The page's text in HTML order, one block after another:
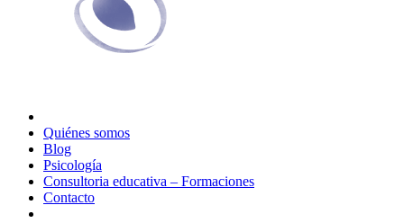
Quiénes somos
Blog
Psicología
Consultoria educativa – Formaciones
Contacto